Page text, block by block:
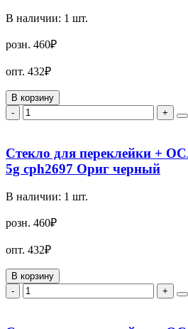
В наличии: 1 шт.
розн. 460₽
опт. 432₽
В корзину
-
+
Стекло для переклейки +
5g cph2697 Ориг черный
В наличии: 1 шт.
розн. 460₽
опт. 432₽
В корзину
-
+